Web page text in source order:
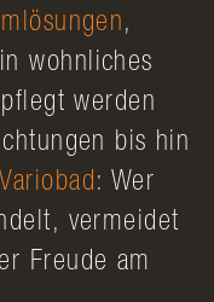
,
wohnliches
werden
bis hin
Variobad: Wer
vermeidet
Freude am